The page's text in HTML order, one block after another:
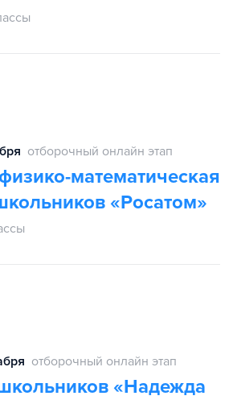
отборочный онлайн этап
математическая
«Росатом»
отборочный онлайн этап
«Надежда